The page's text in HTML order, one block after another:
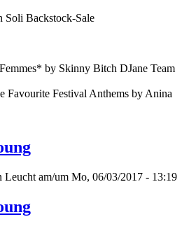
Soli Backstock-Sale
by Skinny Bitch DJane Team
Favourite Festival Anthems by Anina
Leucht am/um Mo, 06/03/2017 - 13:19